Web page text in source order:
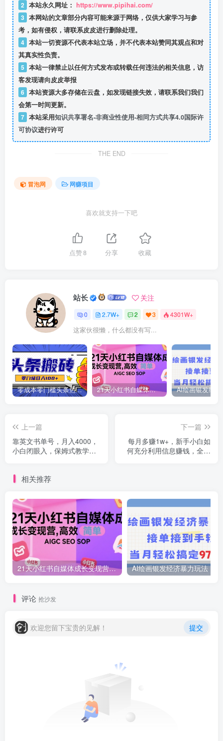
2 本站永久网址： https://www.pipihai.com/
3 本网站的文章部分内容可能来源于网络，仅供大家学习与参
考，如有侵权，请联系皮皮进行删除处理。
4 本站一切资源不代表本站立场，并不代表本站赞同其观点和对
其真实性负责。
5 本站一律禁止以任何方式发布或转载任何违法的相关信息，访
客发现请向皮皮举报
6 本站资源大多存储在云盘，如发现链接失效，请联系我们我们
会第一时间更新。
7 本站采用知识共享署名-非商业性使用-相同方式共享4.0国际许
可协议进行许可
THE END
冒泡网 网赚项目
喜欢就支持一下吧
点赞8 分享 收藏
站长 关注
0 2.7W+ 2 3 4301W+
这家伙很懒，什么都没有写...
零成本零门槛头条热点搬运术，零门槛日入100+，工具+教程全部附上 21天小红书自媒体成长变现营，高效 简单 AIGC SEO SOP
上一篇
靠英文书单号，月入4000，
小白闭眼入，保姆式教学，
下一篇
每月多赚1w+，新手小白如
何充分利用信息赚钱，全程
相关推荐
21天小红书自媒体成长变现营，高效 简单 AIGC SEO SOP
评论 抢沙发
欢迎您留下宝贵的见解！ 提交